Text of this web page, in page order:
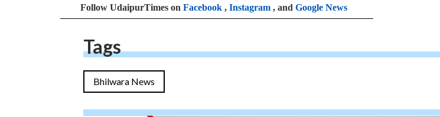
Follow UdaipurTimes on Facebook , Instagram , and Google News
Tags
Bhilwara News